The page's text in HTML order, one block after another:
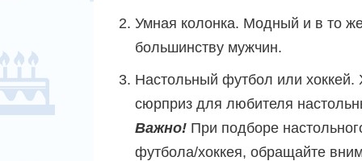
Умная колонка. Модный и в то
большинству мужчин.
Настольный футбол или
сюрприз для любителя
Важно! При подборе
футбола/хоккея, обращайте